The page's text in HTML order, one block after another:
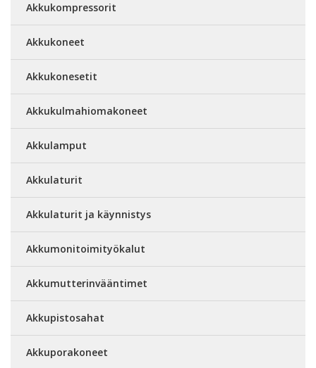
Akkukompressorit
Akkukoneet
Akkukonesetit
Akkukulmahiomakoneet
Akkulamput
Akkulaturit
Akkulaturit ja käynnistys
Akkumonitoimityökalut
Akkumutterinvääntimet
Akkupistosahat
Akkuporakoneet